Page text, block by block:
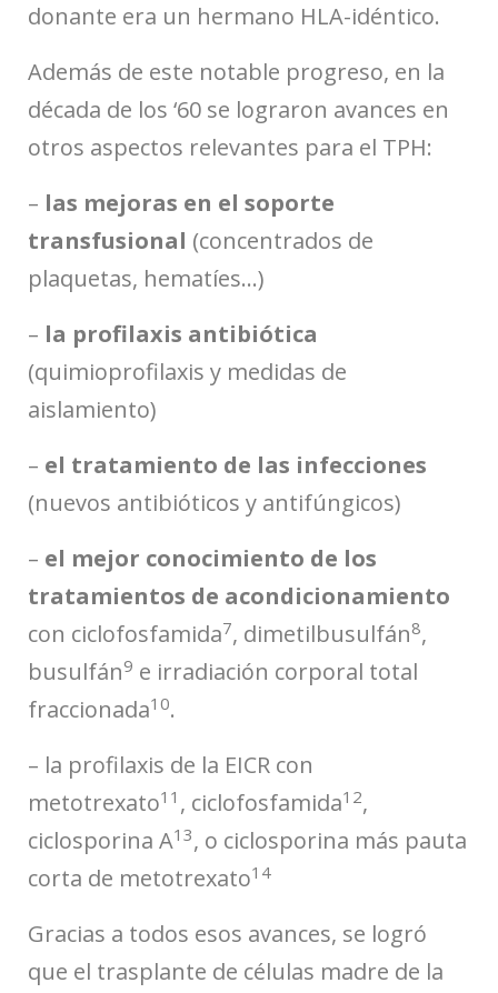
donante era un hermano HLA-idéntico.
Además de este notable progreso, en la
década de los ‘60 se lograron avances en
otros aspectos relevantes para el TPH:
– las mejoras en el soporte
transfusional (concentrados de
plaquetas, hematíes…)
– la profilaxis antibiótica
(quimioprofilaxis y medidas de
aislamiento)
– el tratamiento de las infecciones
(nuevos antibióticos y antifúngicos)
– el mejor conocimiento de los
tratamientos de acondicionamiento
con ciclofosfamida7, dimetilbusulfán8,
busulfán9 e irradiación corporal total
fraccionada10.
– la profilaxis de la EICR con
metotrexato11 , ciclofosfamida12,
ciclosporina A13, o ciclosporina más pauta
corta de metotrexato14
Gracias a todos esos avances, se logró
que el trasplante de células madre de la